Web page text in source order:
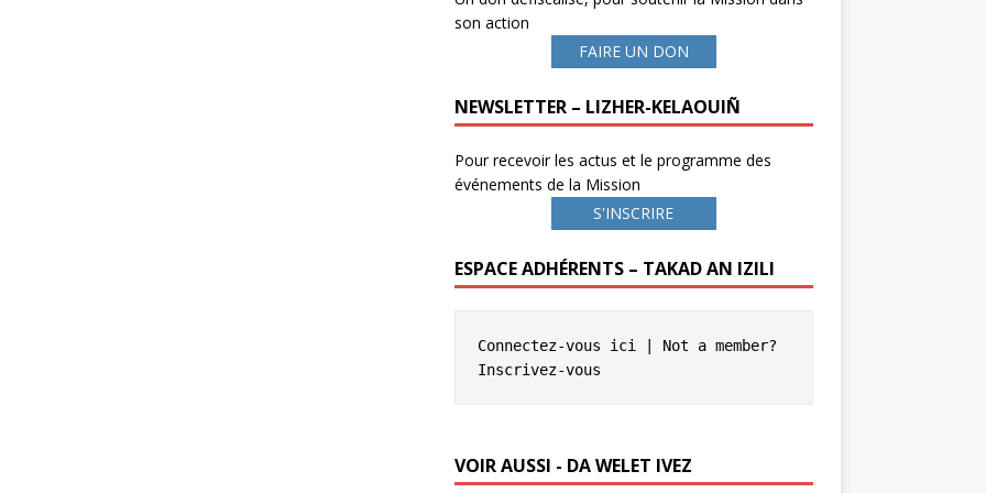
son action
FAIRE UN DON
NEWSLETTER – LIZHER-KELAOUIÑ
Pour recevoir les actus et le programme des
événements de la Mission
S'INSCRIRE
ESPACE ADHÉRENTS – TAKAD AN IZILI
Connectez-vous ici
Inscrivez-vous
VOIR AUSSI - DA WELET IVEZ